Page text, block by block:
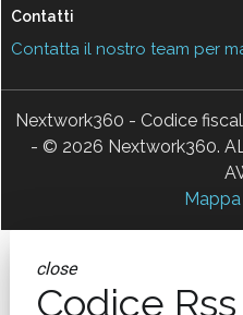
Contatti
Contatta il nostro team per
Nextwork360 - Codice
- © 2026 Nextwork360.
close
Codice Rss